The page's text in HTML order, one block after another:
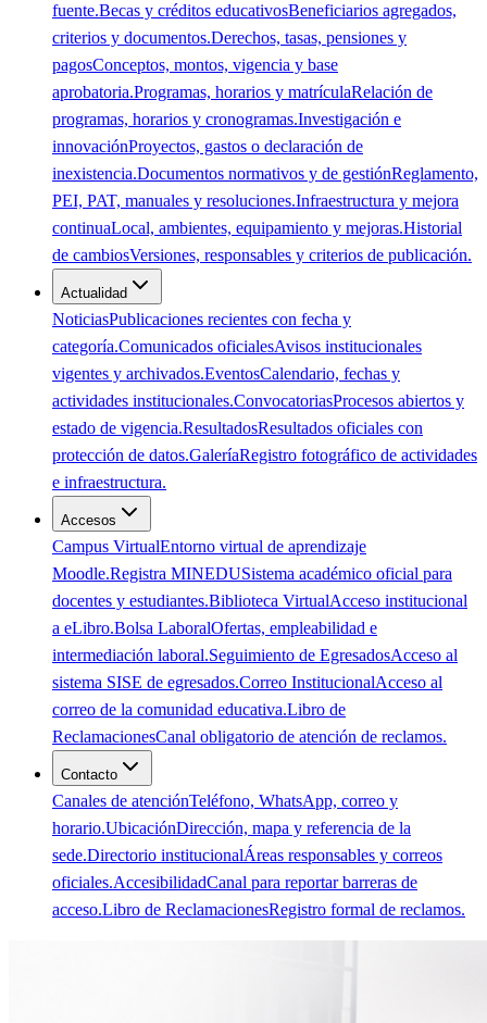
fuente.Becas y créditos educativosBeneficiarios agregados,
criterios y documentos.Derechos, tasas, pensiones y
pagosConceptos, montos, vigencia y base
aprobatoria.Programas, horarios y matrículaRelación de
programas, horarios y cronogramas.Investigación e
innovaciónProyectos, gastos o declaración de
inexistencia.Documentos normativos y de gestiónReglamento,
PEI, PAT, manuales y resoluciones.Infraestructura y mejora
continuaLocal, ambientes, equipamiento y mejoras.Historial
de cambiosVersiones, responsables y criterios de publicación.
Actualidad
NoticiasPublicaciones recientes con fecha y
categoría.Comunicados oficialesAvisos institucionales
vigentes y archivados.EventosCalendario, fechas y
actividades institucionales.ConvocatoriasProcesos abiertos y
estado de vigencia.ResultadosResultados oficiales con
protección de datos.GaleríaRegistro fotográfico de actividades
e infraestructura.
Accesos
Campus VirtualEntorno virtual de aprendizaje
Moodle.Registra MINEDUSistema académico oficial para
docentes y estudiantes.Biblioteca VirtualAcceso institucional
a eLibro.Bolsa LaboralOfertas, empleabilidad e
intermediación laboral.Seguimiento de EgresadosAcceso al
sistema SISE de egresados.Correo InstitucionalAcceso al
correo de la comunidad educativa.Libro de
ReclamacionesCanal obligatorio de atención de reclamos.
Contacto
Canales de atenciónTeléfono, WhatsApp, correo y
horario.UbicaciónDirección, mapa y referencia de la
sede.Directorio institucionalÁreas responsables y correos
oficiales.AccesibilidadCanal para reportar barreras de
acceso.Libro de ReclamacionesRegistro formal de reclamos.